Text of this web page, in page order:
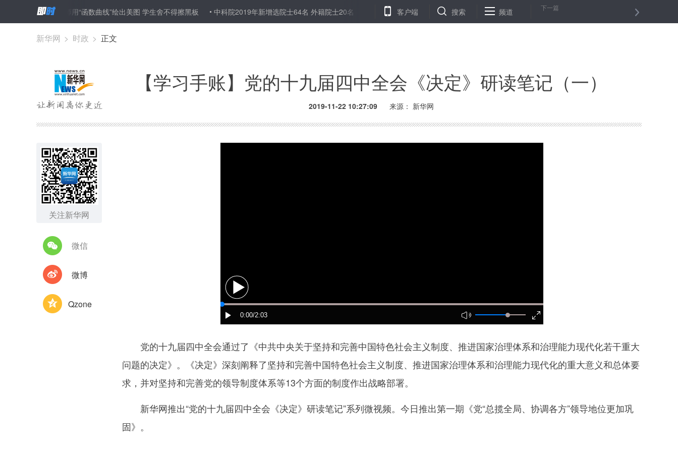
数学老师用“函数曲线”绘出美图 学生舍不得擦黑板 中科院2019年新增选院士64名 外籍院士20名 叙外交部强烈谴责土军对叙北部的袭击 大众计划明年在华投入巨资 网红书店，到底“毁掉”了
客户端 搜索 频道 下一篇
新华网 > 时政 > 正文
【学习手账】党的十九届四中全会《决定》研读笔记（一）
2019-11-22 10:27:09 来源： 新华网
关注新华网
微信
微博
Qzone
党的十九届四中全会通过了《中共中央关于坚持和完善中国特色社会主义制度、推进国家治理体系和治理能力现代化若干重大
问题的决定》。《决定》深刻阐释了坚持和完善中国特色社会主义制度、推进国家治理体系和治理能力现代化的重大意义和总体要
求，并对坚持和完善党的领导制度体系等13个方面的制度作出战略部署。
新华网推出“党的十九届四中全会《决定》研读笔记”系列微视频。今日推出第一期《党“总揽全局、协调各方”领导地位更加巩
固》。